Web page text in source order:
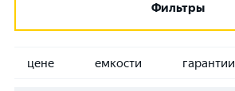
Фильтры
цене емкости гарантии